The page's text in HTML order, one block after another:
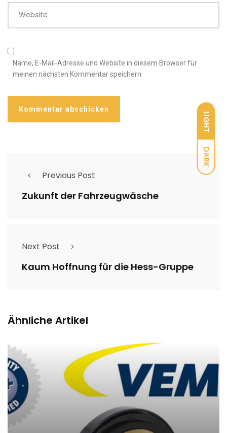
LIGHT
DARK
Website
Name, E-Mail-Adresse und Website in diesem Browser für
meinen nächsten Kommentar speichern.
Previous Post
Zukunft der Fahrzeugwäsche
Next Post
Kaum Hoffnung für die Hess-Gruppe
Ähnliche Artikel